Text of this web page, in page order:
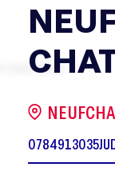
0784913035